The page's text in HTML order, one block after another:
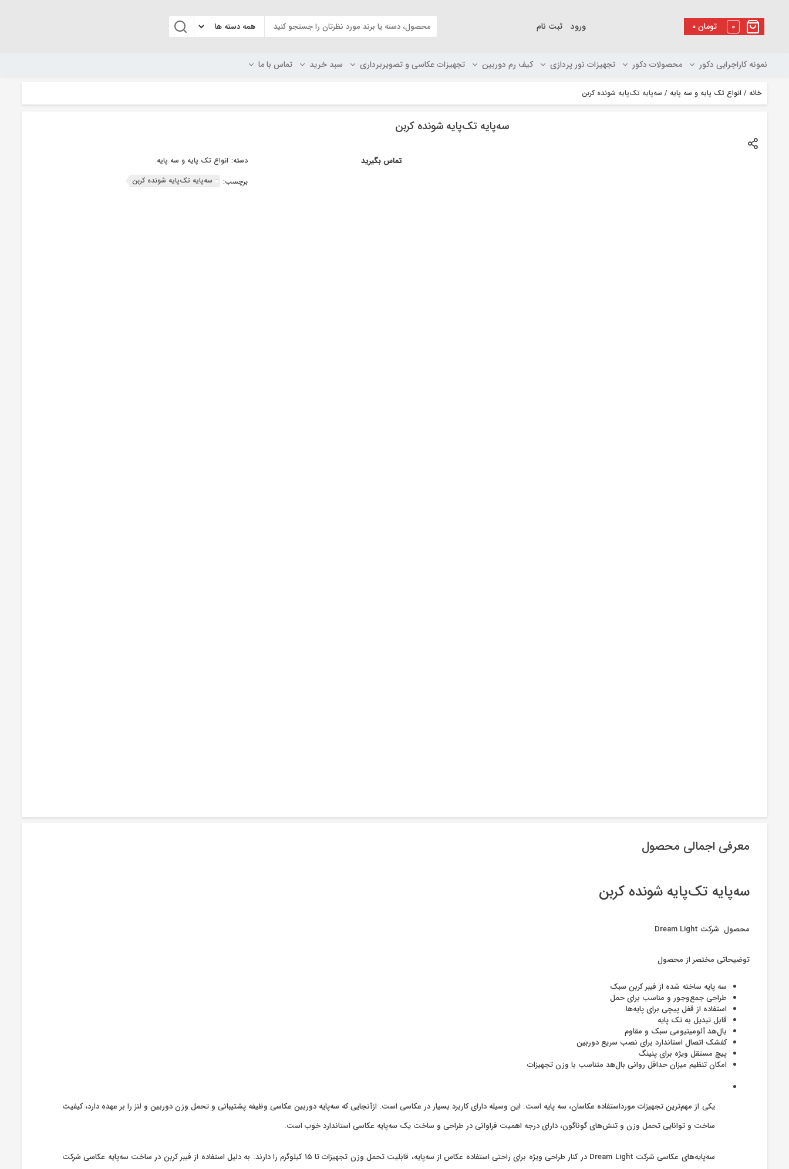
۰تومان 0 ورود ثبت نام
نمونه کاراجرایی دکور محصولات دکور تجهیزات نور پردازی کیف رم دوربین تجهیزات عکاسی و تصویربرداری سبد خرید تماس با ما
خانه / انواع تک پایه و سه پایه / سه‌پایه تک‌پایه شونده کربن
سه‌پایه تک‌پایه شونده کربن
تماس بگیرید دسته: انواع تک پایه و سه پایه
برچسب:
سه‌پایه تک‌پایه شونده کربن
معرفی اجمالی محصول
سه‌پایه تک‌پایه شونده کربن
محصول شرکت Dream Light
توضیحاتی مختصر از محصول
سه پایه ساخته شده از فیبر کربن سبک
طراحی جمع‌وجور و مناسب برای حمل
استفاده از قفل پیچی برای پایه‌ها
قابل تبدیل به تک پایه
بال‌هد آلومینیومی سبک و مقاوم
کفشک اتصال استاندارد برای نصب سریع دوربین
پیچ مستقل ویژه برای پنینگ
امکان تنظیم میزان حداقل روانی بال‌هد متناسب با وزن تجهیزات
یکی از مهم‌ترین تجهیزات مورداستفاده عکاسان، سه پایه است. این وسیله دارای کاربرد بسیار در عکاسی است. ازآنجایی‌ که سه‌پایه دوربین عکاسی وظیفه پشتیبانی و تحمل وزن دوربین و لنز را بر عهده دارد، کیفیت
ساخت و توانایی تحمل وزن و تنش‌های گوناگون، دارای درجه اهمیت فراوانی در طراحی و ساخت یک سه‌پایه عکاسی استاندارد خوب است.
سه‌پایه‌های عکاسی شرکت Dream Light در کنار طراحی ویژه برای راحتی استفاده عکاس از سه‌پایه، قابلیت تحمل وزن تجهیزات تا ۱۵ کیلوگرم را دارند. به دلیل استفاده از فیبر کربن در ساخت سه‌پایه عکاسی شرکت